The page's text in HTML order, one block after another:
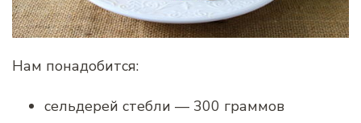
Нам понадобится:
сельдерей стебли — 300 граммов